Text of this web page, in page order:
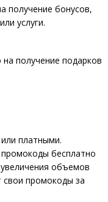
получение бонусов,
услуги.
получение подарков
платными.
бесплатно
объемов
свои промокоды за